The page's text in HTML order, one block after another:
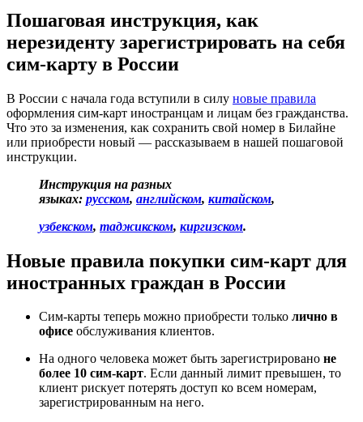
Пошаговая инструкция, как
нерезиденту зарегистрировать на себя
сим-карту в России
В России с начала года вступили в силу новые правила
оформления сим-карт иностранцам и лицам без гражданства.
Что это за изменения, как сохранить свой номер в Билайне
или приобрести новый — рассказываем в нашей пошаговой
инструкции.
Инструкция на разных
языках: русском, английском, китайском,
узбекском, таджикском, киргизском.
Новые правила покупки сим-карт для
иностранных граждан в России
Сим-карты теперь можно приобрести только лично в
офисе обслуживания клиентов.
На одного человека может быть зарегистрировано не
более 10 сим-карт. Если данный лимит превышен, то
клиент рискует потерять доступ ко всем номерам,
зарегистрированным на него.